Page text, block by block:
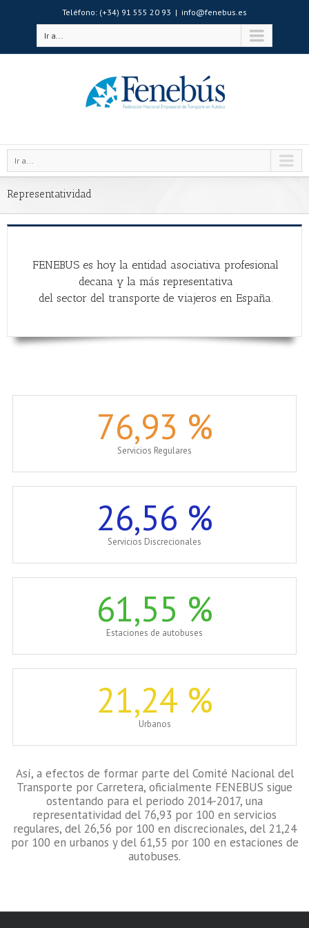
Teléfono: (+34) 91 555 20 93 | info@fenebus.es
Ir a...
Ir a...
Representatividad
FENEBUS es hoy la entidad asociativa profesional
decana y la más representativa
del sector del transporte de viajeros en España.
76,93 %
Servicios Regulares
26,56 %
Servicios Discrecionales
61,55 %
Estaciones de autobuses
21,24 %
Urbanos
Así, a efectos de formar parte del Comité Nacional del
Transporte por Carretera, oficialmente FENEBUS sigue
ostentando para el periodo 2014-2017, una
representatividad del 76,93 por 100 en servicios
regulares, del 26,56 por 100 en discrecionales, del 21,24
por 100 en urbanos y del 61,55 por 100 en estaciones de
autobuses.